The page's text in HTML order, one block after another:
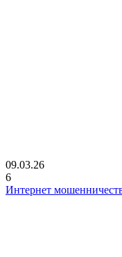
09.03.26
6
Интернет